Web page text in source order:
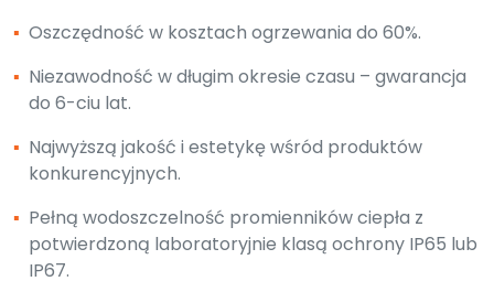
▪ Oszczędność w kosztach ogrzewania do 60%.
▪ Niezawodność w długim okresie czasu – gwarancja
do 6-ciu lat.
▪ Najwyższą jakość i estetykę wśród produktów
konkurencyjnych.
▪ Pełną wodoszczelność promienników ciepła z
potwierdzoną laboratoryjnie klasą ochrony IP65 lub
IP67.